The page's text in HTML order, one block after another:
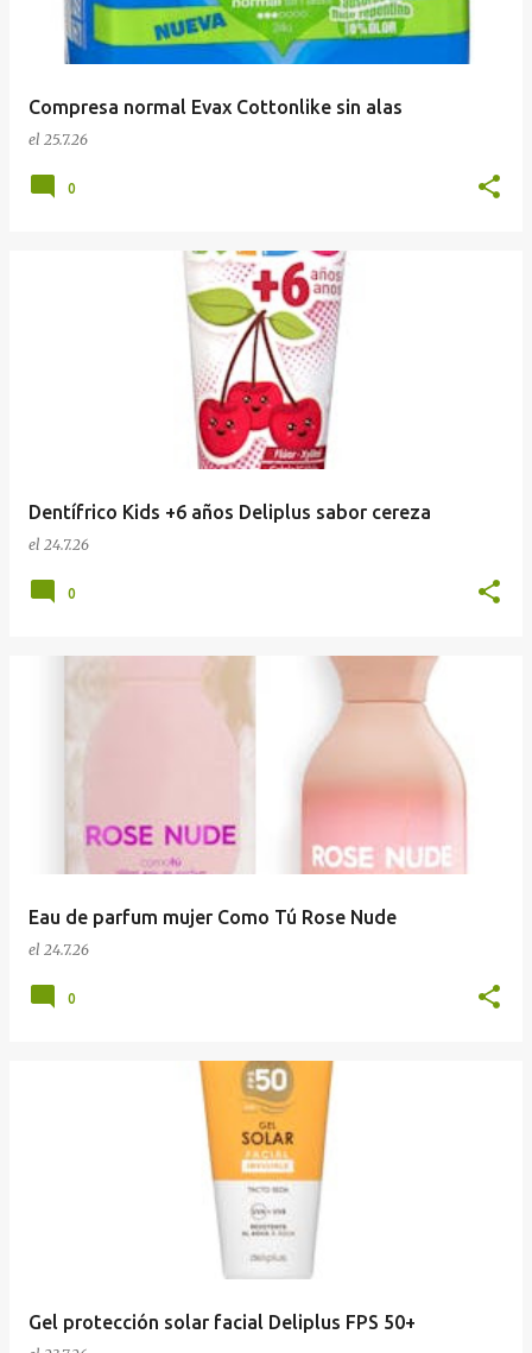
Compresa normal Evax Cottonlike sin alas
el 25.7.26
0
Dentífrico Kids +6 años Deliplus sabor cereza
el 24.7.26
0
Eau de parfum mujer Como Tú Rose Nude
el 24.7.26
0
Gel protección solar facial Deliplus FPS 50+